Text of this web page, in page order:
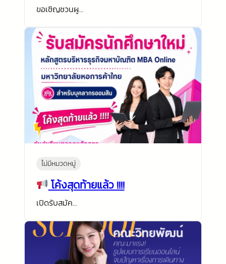
ขอเชิญชวนผู…
ไม่มีหมวดหมู่
โค้งสุดท้ายแล้ว !!!!
เปิดรับสมัค…